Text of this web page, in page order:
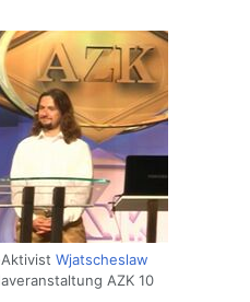
Wjatscheslaw
AZK 10